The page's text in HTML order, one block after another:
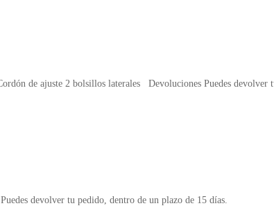
de ajuste 2 bolsillos laterales Devoluciones Puedes devolver
devolver tu pedido, dentro de un plazo de 15 días.